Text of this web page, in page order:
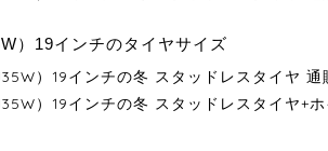
）19インチのタイヤサイズ
）19インチの冬 スタッドレスタイヤ 通
）19インチの冬 スタッドレスタイヤ+